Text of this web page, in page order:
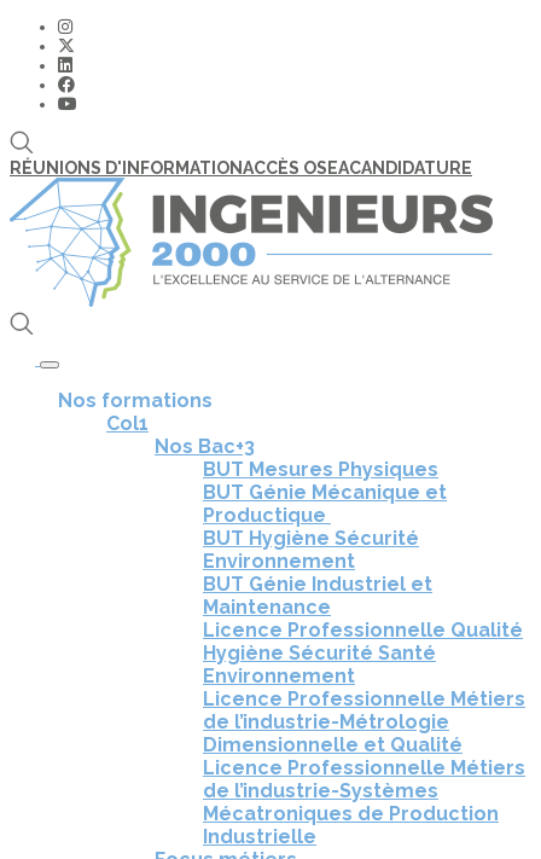
RÉUNIONS D'INFORMATIONACCÈS OSEACANDIDATURE
Toggle navigation
Nos formations
Col1
Nos Bac+3
BUT Mesures Physiques
BUT Génie Mécanique et
Productique
BUT Hygiène Sécurité
Environnement
BUT Génie Industriel et
Maintenance
Licence Professionnelle Qualité
Hygiène Sécurité Santé
Environnement
Licence Professionnelle Métiers
de l’industrie-Métrologie
Dimensionnelle et Qualité
Licence Professionnelle Métiers
de l’industrie-Systèmes
Mécatroniques de Production
Industrielle